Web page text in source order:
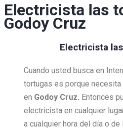
Electricista las
Godoy Cruz
Electricista
Cuando usted busca en
tortugas es porque necesita
en Godoy Cruz. Entonces
electricista en cualquier
a cualquier hora del día o